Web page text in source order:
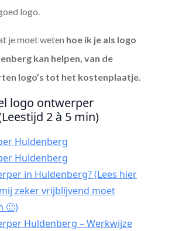
logo.
je moet weten hoe ik je als logo
kan helpen, van de
logo’s tot het kostenplaatje.
logo ontwerper
2 à 5 min)
Huldenberg
Huldenberg
in Huldenberg? (Lees hier
zeker vrijblijvend moet
🙂)
Huldenberg – Werkwijze